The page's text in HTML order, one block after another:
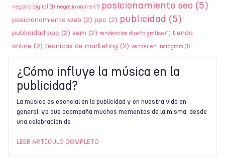
negocio digital (1) negocio online (1) posicionamiento seo (5)
posicionamiento web (2) ppc (2) publicidad (5)
publicidad ppc (2) sem (2) tendencias diseño gráfico (1) tienda
online (2) técnicas de marketing (2) vender en instagram (1)
¿Cómo influye la música en la
publicidad?
La música es esencial en la publicidad y en nuestra vida en
general, ya que acompaña muchos momentos de la misma, desde
una celebración de
LEER ARTÍCULO COMPLETO